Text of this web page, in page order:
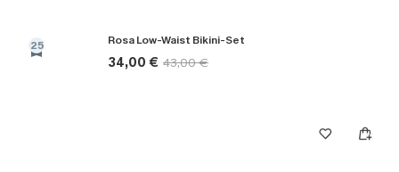
25 Rosa Low-Waist Bikini-Set
34,00 € 43,00 €